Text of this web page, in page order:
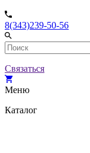
8(343)239-50-56
Связаться
Меню
Каталог